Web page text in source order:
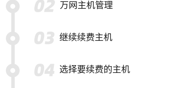
万网主机管理
继续续费主机
选择要续费的主机